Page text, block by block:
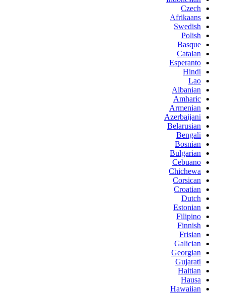
Czech
Afrikaans
Swedish
Polish
Basque
Catalan
Esperanto
Hindi
Lao
Albanian
Amharic
Armenian
Azerbaijani
Belarusian
Bengali
Bosnian
Bulgarian
Cebuano
Chichewa
Corsican
Croatian
Dutch
Estonian
Filipino
Finnish
Frisian
Galician
Georgian
Gujarati
Haitian
Hausa
Hawaiian